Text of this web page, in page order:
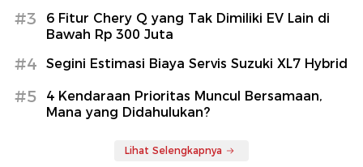
#3
6 Fitur Chery Q yang Tak Dimiliki EV Lain di
Bawah Rp 300 Juta
#4 Segini Estimasi Biaya Servis Suzuki XL7 Hybrid
#5
4 Kendaraan Prioritas Muncul Bersamaan,
Mana yang Didahulukan?
Lihat Selengkapnya